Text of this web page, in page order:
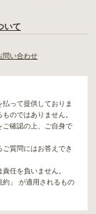
いて
問い合わせ
って提供しておりま
のではありません。
ご確認の上、ご自身で
質問にはお答えでき
任を負いません。
約」 が適用されるもの